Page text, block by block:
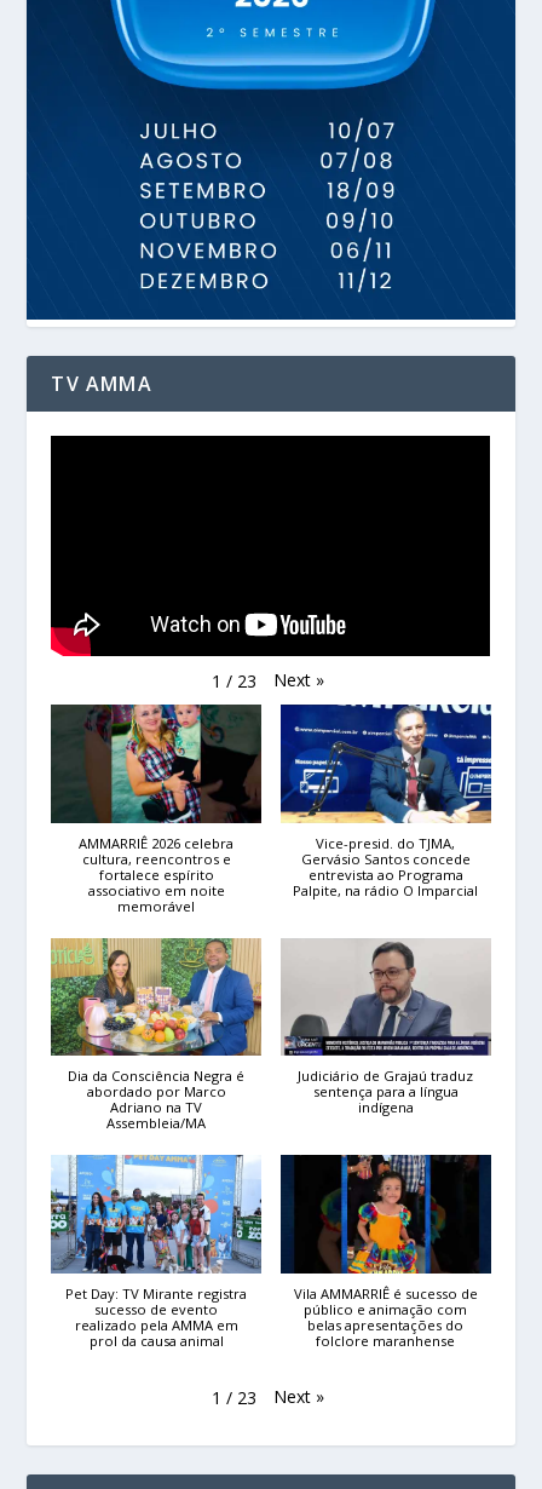
TV AMMA
1 / 23 Next »
AMMARRIÊ 2026 celebra
cultura, reencontros e
fortalece espírito
associativo em noite
memorável
Vice-presid. do TJMA,
Gervásio Santos concede
entrevista ao Programa
Palpite, na rádio O Imparcial
Dia da Consciência Negra é
abordado por Marco
Adriano na TV
Assembleia/MA
Judiciário de Grajaú traduz
sentença para a língua
indígena
Pet Day: TV Mirante registra
sucesso de evento
realizado pela AMMA em
prol da causa animal
Vila AMMARRIÊ é sucesso de
público e animação com
belas apresentações do
folclore maranhense
1 / 23 Next »